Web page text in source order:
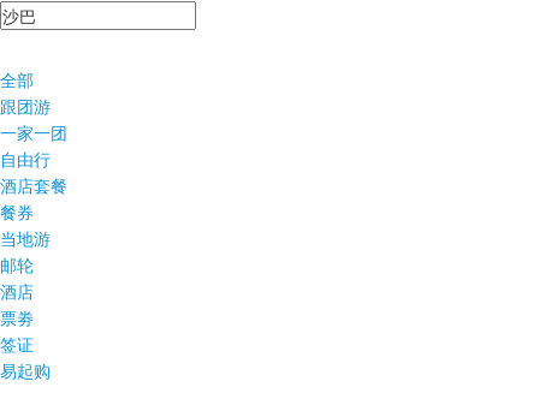
全部
跟团游
一家一团
自由行
酒店套餐
餐券
当地游
邮轮
酒店
票劵
签证
易起购